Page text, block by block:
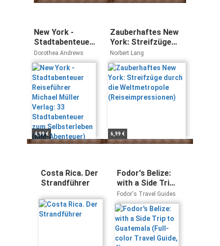
New York -
Stadtabenteuer
Reiseführer
Michael Müller
Verlag: 33
Stadtabenteuer
zum
Selbsterleben
(MM-Abenteuer)
Dorothea Andrews
4,99 €
Zauberhaftes New
York: Streifzüge
durch die
Weltmetropole
(Reiseimpressionen)
Norbert Lang
6,99 €
Costa Rica. Der
Strandführer
Fodor's Belize:
with a Side Trip
to Guatemala
(Full-color
Travel Guide, 6)
Fodor's Travel Guides